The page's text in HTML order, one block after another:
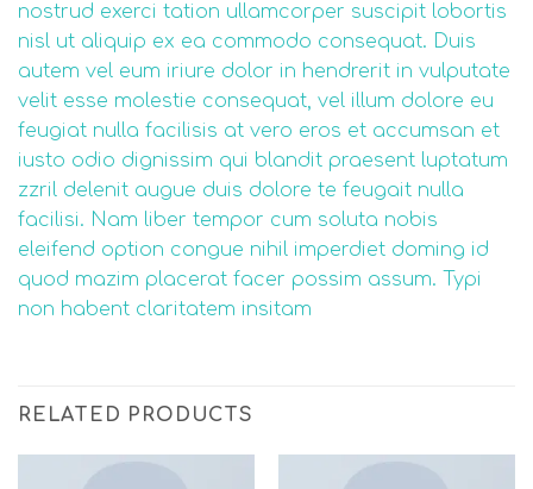
nostrud exerci tation ullamcorper suscipit lobortis
nisl ut aliquip ex ea commodo consequat. Duis
autem vel eum iriure dolor in hendrerit in vulputate
velit esse molestie consequat, vel illum dolore eu
feugiat nulla facilisis at vero eros et accumsan et
iusto odio dignissim qui blandit praesent luptatum
zzril delenit augue duis dolore te feugait nulla
facilisi. Nam liber tempor cum soluta nobis
eleifend option congue nihil imperdiet doming id
quod mazim placerat facer possim assum. Typi
non habent claritatem insitam
RELATED PRODUCTS